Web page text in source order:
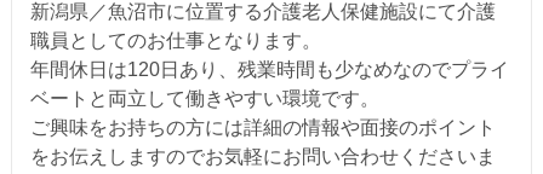
新潟県／魚沼市に位置する介護老人保健施設にて介護
職員としてのお仕事となります。
年間休日は120日あり、残業時間も少なめなのでプライ
ベートと両立して働きやすい環境です。
ご興味をお持ちの方には詳細の情報や面接のポイント
をお伝えしますのでお気軽にお問い合わせくださいま